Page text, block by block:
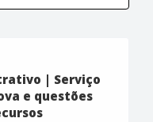
| Serviço
e questões